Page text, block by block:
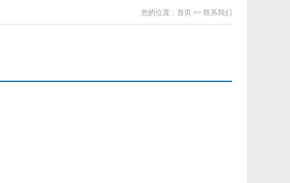
您的位置： 首页 >> 联系我们